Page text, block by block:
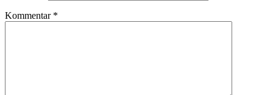
Kommentar *